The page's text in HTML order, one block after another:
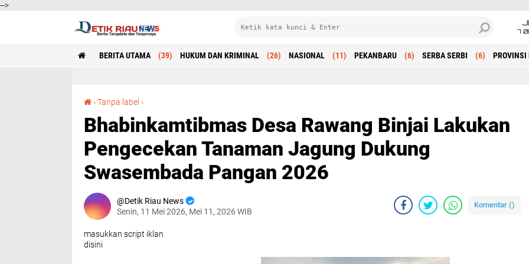
-->
7
BERITA UTAMA (39) HUKUM DAN KRIMINAL (26) NASIONAL (11) PEKANBARU (6) SERBA SERBI (6) PROVINSI
›Tanpa label ›
Bhabinkamtibmas Desa Rawang Binjai Lakukan
Pengecekan Tanaman Jagung Dukung
Swasembada Pangan 2026
Detik Riau News
Senin, 11 Mei 2026, Mei 11, 2026 WIB
Komentar ()
masukkan script iklan
disini